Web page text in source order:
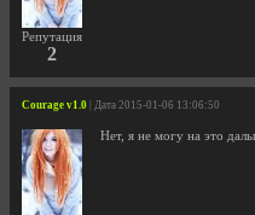
Репутация
2
Courage v1.0 | Дата 2015-01-06 13:06:50
Нет, я не могу на это